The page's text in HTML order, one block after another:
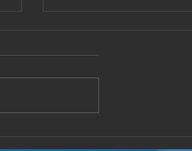
福井県敦賀市
お部屋の片付けです。 どんな状